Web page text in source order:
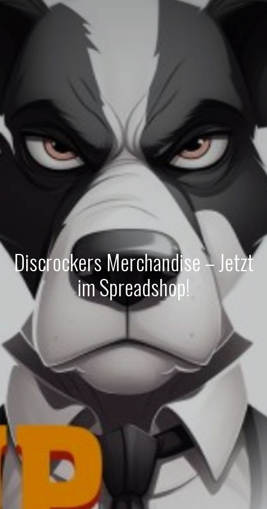
Discrockers Merchandise – Jetzt
im Spreadshop!